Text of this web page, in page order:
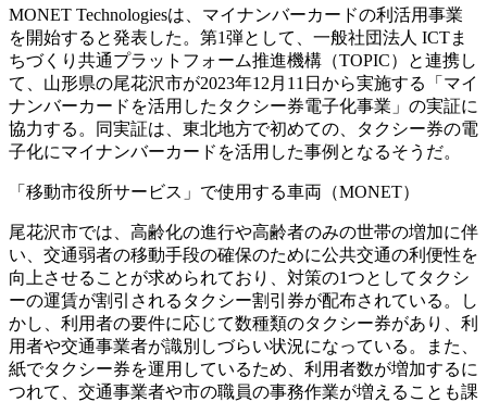
MONET Technologiesは、マイナンバーカードの利活用事業
を開始すると発表した。第1弾として、一般社団法人 ICTま
ちづくり共通プラットフォーム推進機構（TOPIC）と連携し
て、山形県の尾花沢市が2023年12月11日から実施する「マイ
ナンバーカードを活用したタクシー券電子化事業」の実証に
協力する。同実証は、東北地方で初めての、タクシー券の電
子化にマイナンバーカードを活用した事例となるそうだ。
「移動市役所サービス」で使用する車両（MONET）
尾花沢市では、高齢化の進行や高齢者のみの世帯の増加に伴
い、交通弱者の移動手段の確保のために公共交通の利便性を
向上させることが求められており、対策の1つとしてタクシ
ーの運賃が割引されるタクシー割引券が配布されている。し
かし、利用者の要件に応じて数種類のタクシー券があり、利
用者や交通事業者が識別しづらい状況になっている。また、
紙でタクシー券を運用しているため、利用者数が増加するに
つれて、交通事業者や市の職員の事務作業が増えることも課